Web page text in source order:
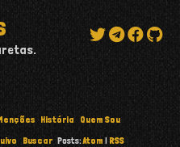
História
Quem Sou
Buscar Posts:Atom | RSS